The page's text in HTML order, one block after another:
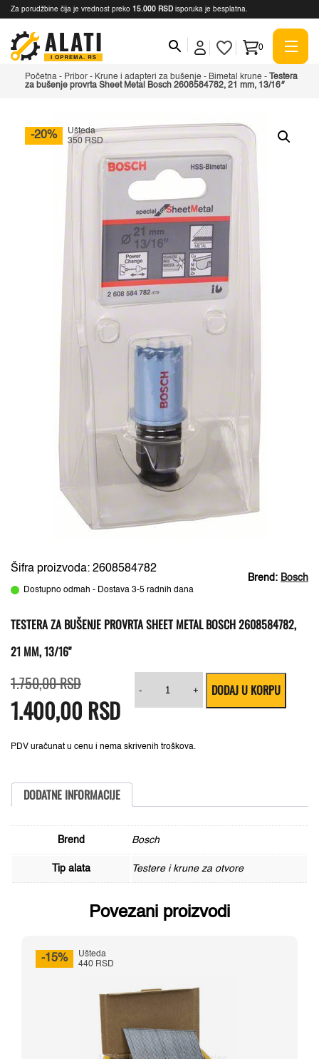
Za porudžbine čija je vrednost preko 15.000 RSD isporuka je besplatna.
0
Početna - Pribor - Krune i adapteri za bušenje - Bimetal krune -
Testera
za bušenje provrta Sheet Metal Bosch 2608584782, 21 mm, 13/16″
-20%
Ušteda
350 RSD
Brend: Bosch
Šifra proizvoda: 2608584782
Dostupno odmah - Dostava 3-5 radnih dana
TESTERA ZA BUŠENJE PROVRTA SHEET METAL BOSCH 2608584782,
21 MM, 13/16"
1.750,00RSDcena
je
bila:
1.750,00 RSD.
1.400,00 RSD
cena
je:
1.400,00 RSD.
PDV uračunat u cenu i nema skrivenih troškova.
-
provrta
Bosch
+ DODAJ U KORPU
DODATNE INFORMACIJE
Brend Bosch
Tip alata Testere i krune za otvore
Povezani proizvodi
-15%
Ušteda
440 RSD